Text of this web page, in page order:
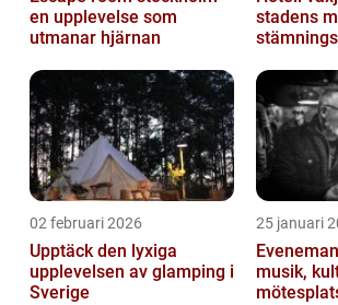
en upplevelse som
utmanar hjärnan
stadens
02 februari 2026
Upptäck den lyxiga
upplevelsen av glamping i
Sverige
25 januari
musik,